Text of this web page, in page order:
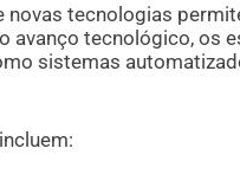
tecnologias
tecnológico, os
sistemas